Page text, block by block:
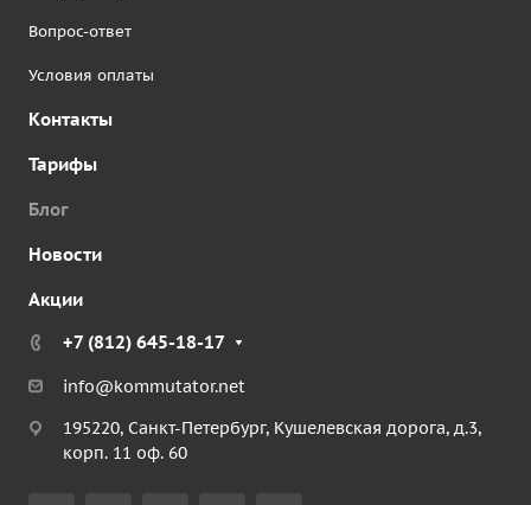
Вопрос-ответ
Условия оплаты
Контакты
Тарифы
Блог
Новости
Акции
+7 (812) 645-18-17
info@kommutator.net
195220, Санкт-Петербург, Кушелевская дорога, д.3,
корп. 11 оф. 60